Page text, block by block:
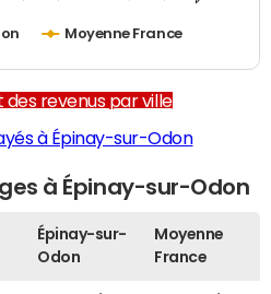
Moyenne France
des revenus par ville
à Épinay-sur-Odon
à Épinay-sur-Odon
Épinay-sur-
Odon
Moyenne
France